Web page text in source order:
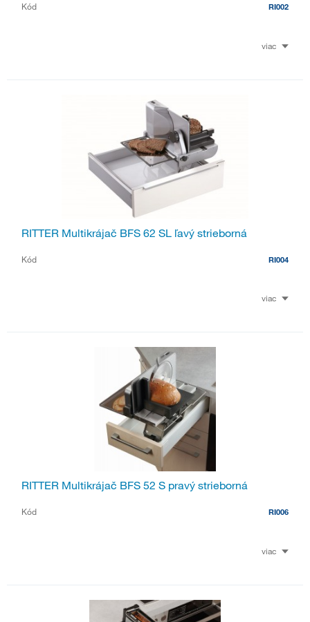
Kód RI002
viac
RITTER Multikrájač BFS 62 SL ľavý strieborná
Kód RI004
viac
RITTER Multikrájač BFS 52 S pravý strieborná
Kód RI006
viac